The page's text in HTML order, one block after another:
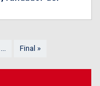
... Final »